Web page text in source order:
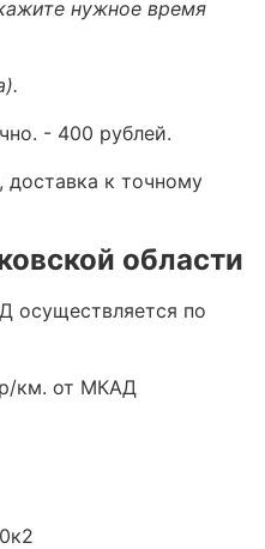
нужное время
- 400 рублей.
доставка к точному
области
осуществляется по
км. от МКАД